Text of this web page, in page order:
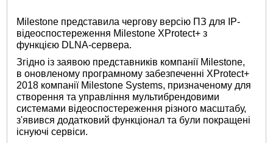
Milestone представила чергову версію ПЗ для IP-
відеоспостереження Milestone XProtect+ з
функцією DLNA-сервера.
Згідно із заявою представників компанії Milestone,
в оновленому програмному забезпеченні XProtect+
2018 компанії Milestone Systems, призначеному для
створення та управління мультибрендовими
системами відеоспостереження різного масштабу,
з'явився додатковий функціонал та були покращені
існуючі сервіси.